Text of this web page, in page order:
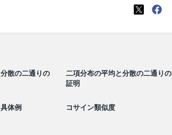
散の二通りの
二項分布の平均と分散の二通りの
証明
体例 コサイン類似度